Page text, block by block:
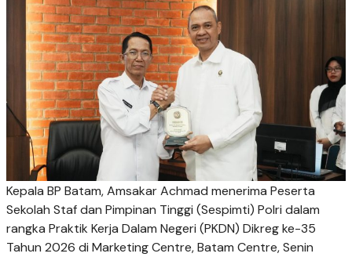
Kepala BP Batam, Amsakar Achmad menerima Peserta
Sekolah Staf dan Pimpinan Tinggi (Sespimti) Polri dalam
rangka Praktik Kerja Dalam Negeri (PKDN) Dikreg ke-35
Tahun 2026 di Marketing Centre, Batam Centre, Senin